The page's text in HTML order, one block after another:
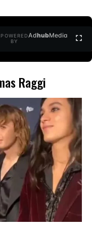
POWERED
BY
AdhubMedia
Raggi